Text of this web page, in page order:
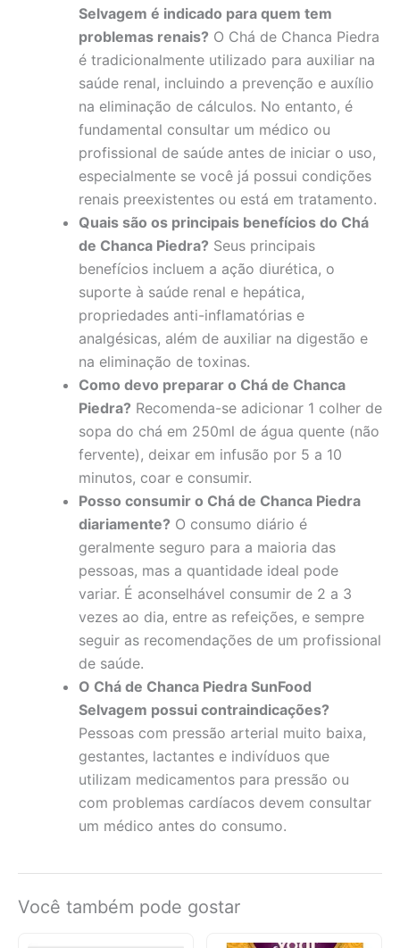
Selvagem é indicado para quem tem
problemas renais? O Chá de Chanca Piedra
é tradicionalmente utilizado para auxiliar na
saúde renal, incluindo a prevenção e auxílio
na eliminação de cálculos. No entanto, é
fundamental consultar um médico ou
profissional de saúde antes de iniciar o uso,
especialmente se você já possui condições
renais preexistentes ou está em tratamento.
Quais são os principais benefícios do Chá
de Chanca Piedra? Seus principais
benefícios incluem a ação diurética, o
suporte à saúde renal e hepática,
propriedades anti-inflamatórias e
analgésicas, além de auxiliar na digestão e
na eliminação de toxinas.
Como devo preparar o Chá de Chanca
Piedra? Recomenda-se adicionar 1 colher de
sopa do chá em 250ml de água quente (não
fervente), deixar em infusão por 5 a 10
minutos, coar e consumir.
Posso consumir o Chá de Chanca Piedra
diariamente? O consumo diário é
geralmente seguro para a maioria das
pessoas, mas a quantidade ideal pode
variar. É aconselhável consumir de 2 a 3
vezes ao dia, entre as refeições, e sempre
seguir as recomendações de um profissional
de saúde.
O Chá de Chanca Piedra SunFood
Selvagem possui contraindicações?
Pessoas com pressão arterial muito baixa,
gestantes, lactantes e indivíduos que
utilizam medicamentos para pressão ou
com problemas cardíacos devem consultar
um médico antes do consumo.
Você também pode gostar